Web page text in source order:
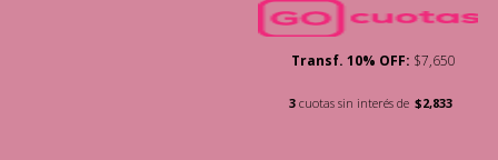
Transf. 10% OFF: $7,650
3 cuotas sin interés de $2,833